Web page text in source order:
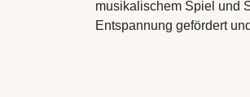
musikalischem Spiel und
Entspannung gefördert